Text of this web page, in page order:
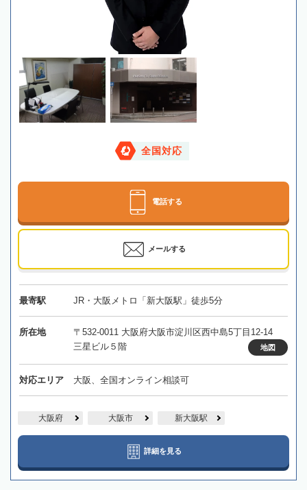
全国対応
電話する
メールする
最寄駅 JR・大阪メトロ「新大阪駅」徒歩5分
所在地
〒532-0011 大阪府大阪市淀川区西中島5丁目12-14
三星ビル５階
地図
対応エリア 大阪、全国オンライン相談可
大阪府 大阪市 新大阪駅
詳細を見る